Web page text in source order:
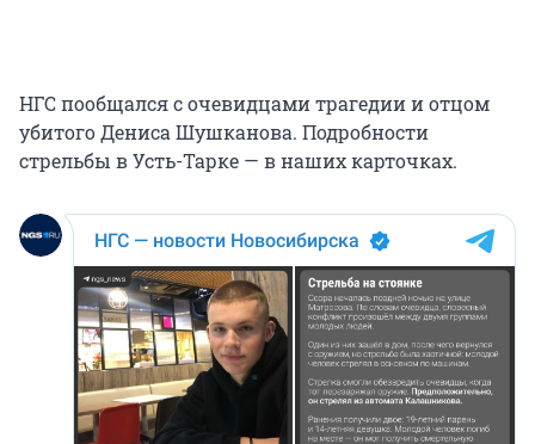
НГС пообщался с очевидцами трагедии и отцом
убитого Дениса Шушканова. Подробности
стрельбы в Усть-Тарке — в наших карточках.